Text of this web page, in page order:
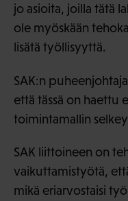
jo asioita, joilla tätä
ole myöskään
lisätä työllisyyttä.
SAK:n puheenjohtaja
että tässä on haettu
toimintamallin
SAK liittoineen on
vaikuttamistyötä,
mikä eriarvostaisi